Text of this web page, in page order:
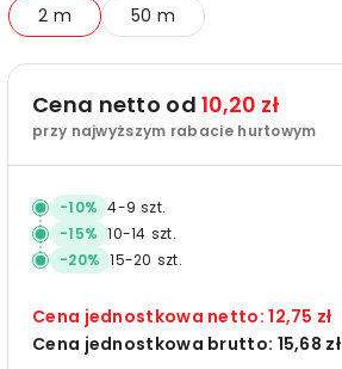
2 m 50 m
Cena netto od 10,20 zł
przy najwyższym rabacie hurtowym
-10% 4-9 szt.
-15% 10-14 szt.
-20% 15-20 szt.
Cena jednostkowa netto:12,75 zł
Cena jednostkowa brutto: 15,68 zł